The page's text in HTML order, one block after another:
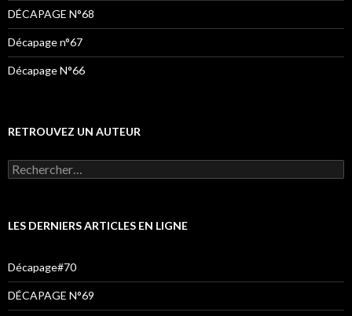
DÉCAPAGE N°68
Décapage n°67
Décapage N°66
RETROUVEZ UN AUTEUR
Rechercher :
LES DERNIERS ARTICLES EN LIGNE
Décapage#70
DÉCAPAGE N°69